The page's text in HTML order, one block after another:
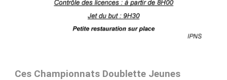
Ces Championnats Doublette Jeunes